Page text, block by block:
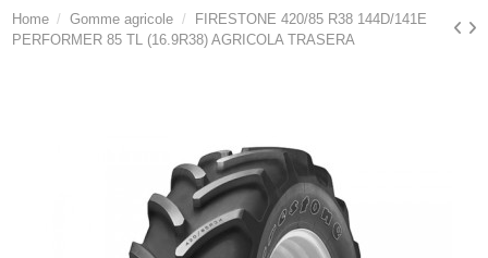
Home Gomme agricole
FIRESTONE 420/85 R38 144D/141E
PERFORMER 85 TL (16.9R38) AGRICOLA TRASERA